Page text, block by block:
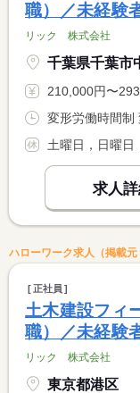
職）／未経験
リック 株式会社
千葉県千葉市
210,000円〜293,000円 ※フルタイ
土曜日，日曜日
求人
ハローワーク求人（掲載元
正社員
土木建設フィ
職）／未経験
リック 株式会社
東京都港区